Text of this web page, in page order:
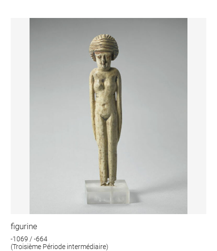
figurine
-1069 / -664
(Troisième Période intermédiaire)